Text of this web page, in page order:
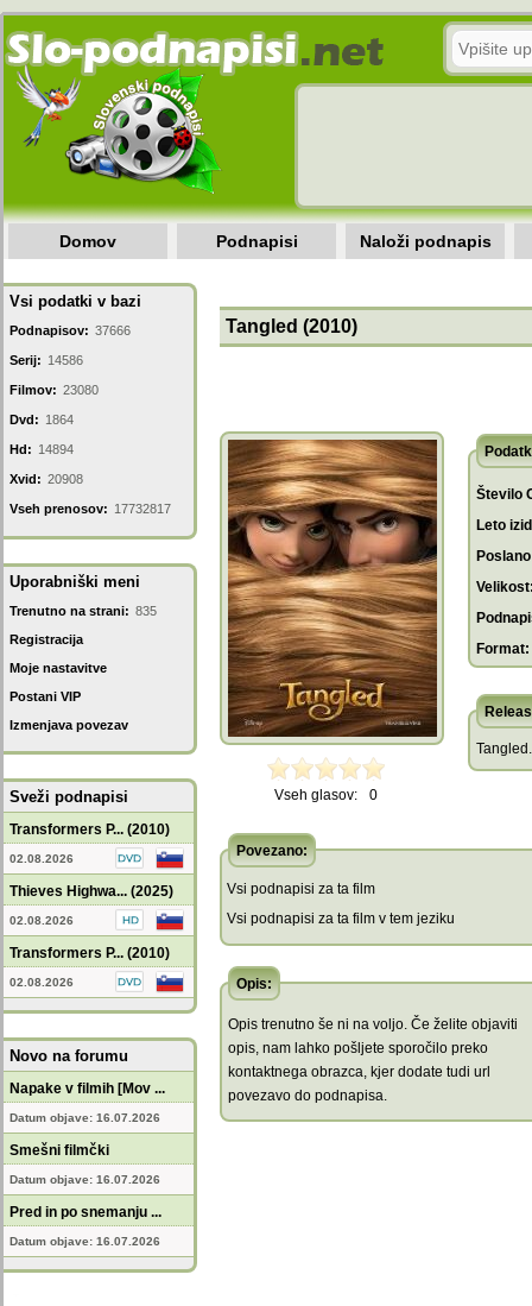
Domov Podnapisi Naloži podnapis
Vsi podatki v bazi
Podnapisov: 37666
Serij: 14586
Filmov: 23080
Dvd: 1864
Hd: 14894
Xvid: 20908
Vseh prenosov: 17732817
Uporabniški meni
Trenutno na strani: 835
Registracija
Moje nastavitve
Postani VIP
Izmenjava povezav
Sveži podnapisi
Transformers P... (2010)
02.08.2026
Thieves Highwa... (2025)
02.08.2026
Transformers P... (2010)
02.08.2026
Novo na forumu
Napake v filmih [Mov ...
Datum objave: 16.07.2026
Smešni filmčki
Datum objave: 16.07.2026
Pred in po snemanju ...
Datum objave: 16.07.2026
Tangled (2010)
Vseh glasov: 0
Število
Leto
Format:
Povezano:
Vsi podnapisi za ta film
Vsi podnapisi za ta film v tem jeziku
Opis:
Opis trenutno še ni na voljo. Če želite objaviti
opis, nam lahko pošljete sporočilo preko
kontaktnega obrazca, kjer dodate tudi url
povezavo do podnapisa.